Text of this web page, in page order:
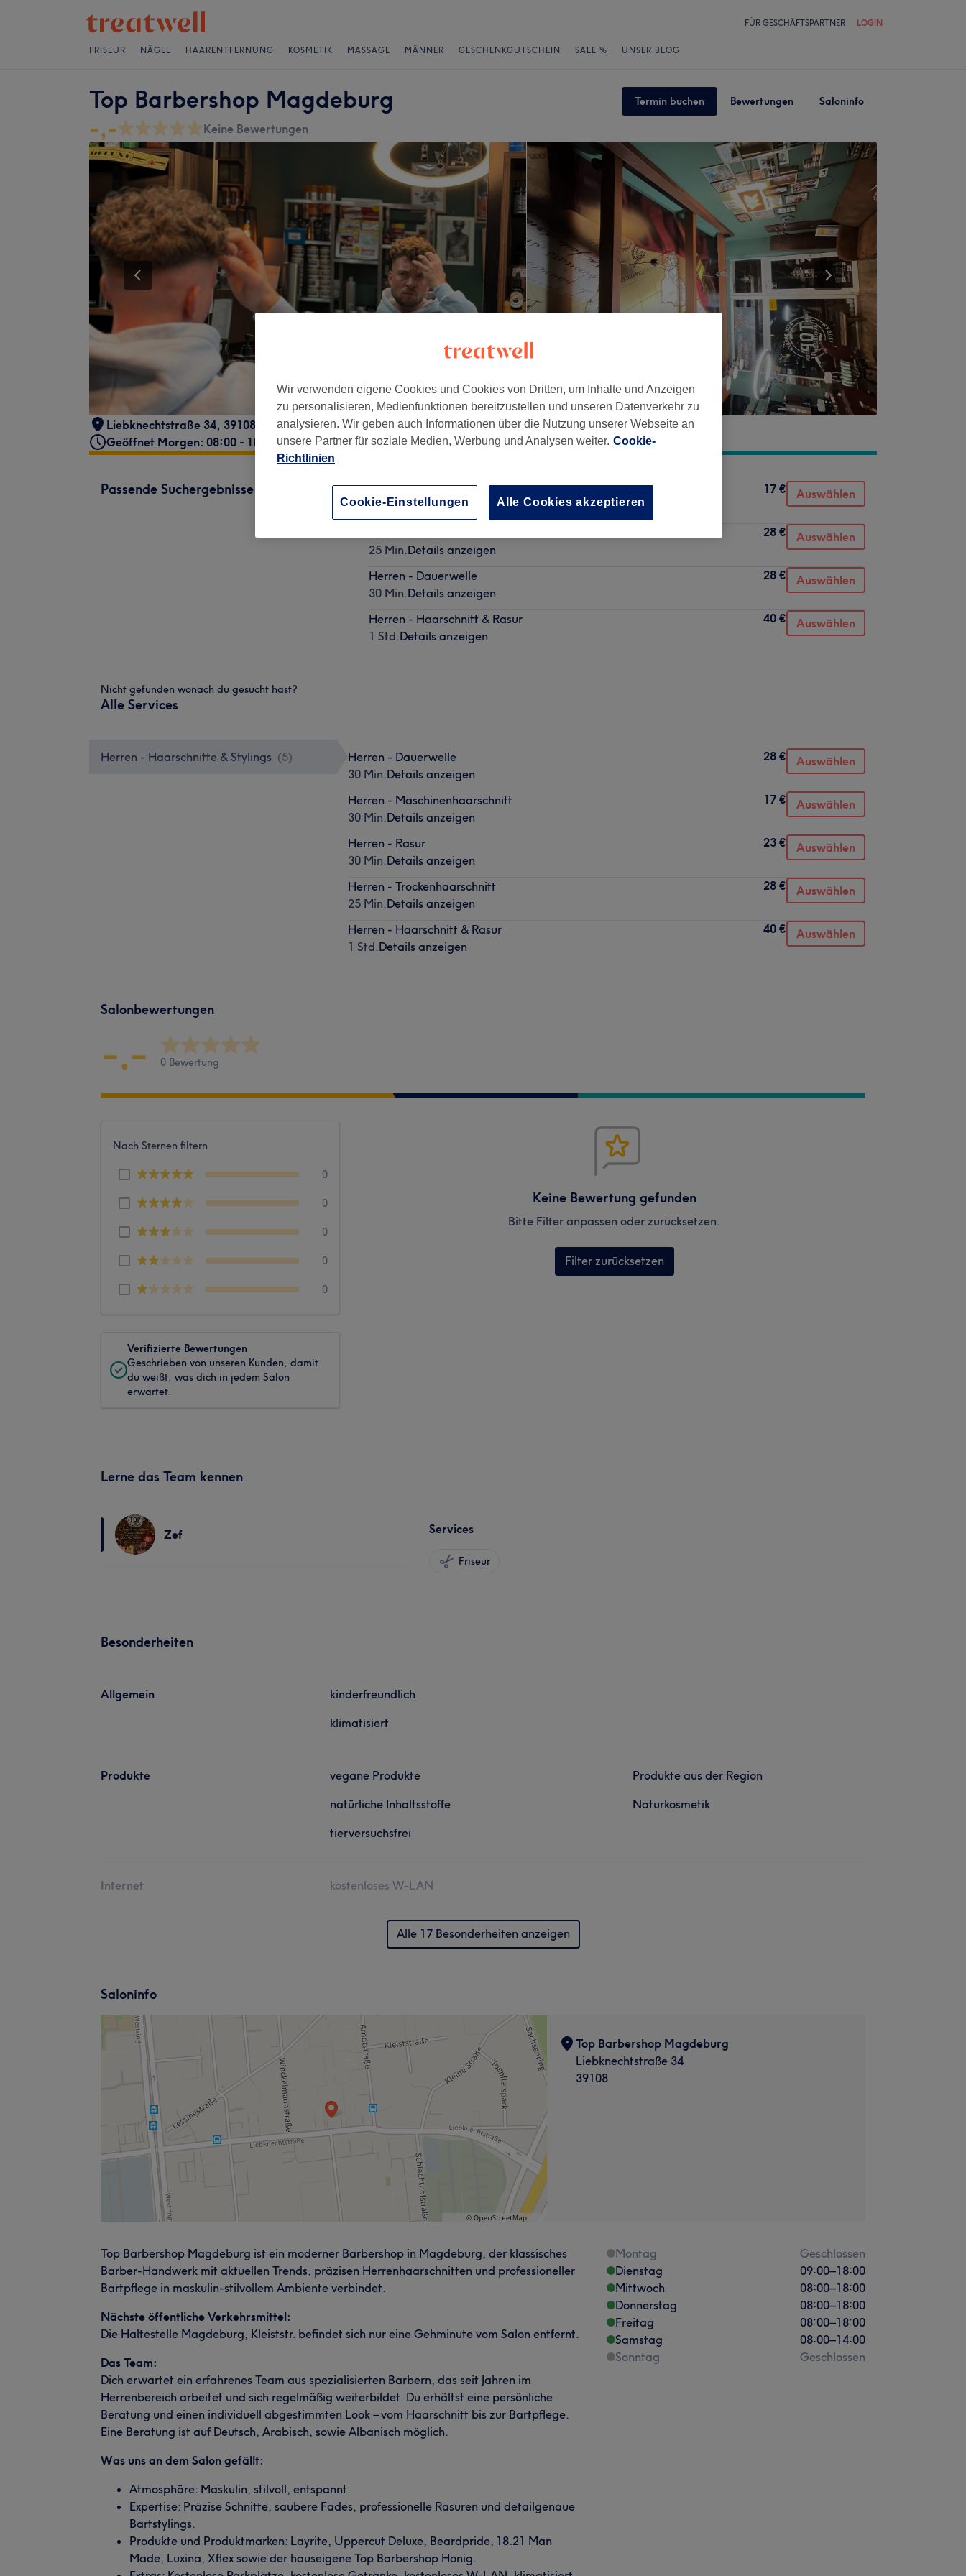
FÜR GESCHÄFTSPARTNER LOGIN
FRISEUR NÄGEL HAARENTFERNUNG KOSMETIK MASSAGE MÄNNER GESCHENKGUTSCHEIN SALE % UNSER BLOG
Top Barbershop Magdeburg Termin buchen Bewertungen Saloninfo
-,- Keine Bewertungen
Liebknechtstraße 34, 39108
Geöffnet Morgen: 08:00 - 18:00
Passende Suchergebnisse
Herren - Maschinenhaarschnitt
30 Min.Details anzeigen
17 € Auswählen
25 Min.Details anzeigen
28 € Auswählen
Herren - Dauerwelle
30 Min.Details anzeigen
28 € Auswählen
Herren - Haarschnitt & Rasur
1 Std.Details anzeigen
40 € Auswählen
Nicht gefunden wonach du gesucht hast?
Alle Services
Herren - Haarschnitte & Stylings (5)
Herren - Dauerwelle
30 Min.Details anzeigen
28 € Auswählen
Herren - Maschinenhaarschnitt
30 Min.Details anzeigen
17 € Auswählen
Herren - Rasur
30 Min.Details anzeigen
23 € Auswählen
Herren - Trockenhaarschnitt
25 Min.Details anzeigen
28 € Auswählen
Herren - Haarschnitt & Rasur
1 Std.Details anzeigen
40 € Auswählen
Salonbewertungen
-.- 0 Bewertung
Nach Sternen filtern
0
0
0
0
0
Verifizierte Bewertungen
Geschrieben von unseren Kunden, damit
du weißt, was dich in jedem Salon
erwartet.
Keine Bewertung gefunden
Bitte Filter anpassen oder zurücksetzen.
Filter zurücksetzen
Lerne das Team kennen
Zef Services
Friseur
Besonderheiten
Allgemein
kinderfreundlich
klimatisiert
Produkte
vegane Produkte
natürliche Inhaltsstoffe
tierversuchsfrei
Produkte aus der Region
Naturkosmetik
Internet kostenloses W-LAN
Alle 17 Besonderheiten anzeigen
Saloninfo
Top Barbershop Magdeburg
Liebknechtstraße 34
39108
Top Barbershop Magdeburg ist ein moderner Barbershop in Magdeburg, der klassisches
Barber-Handwerk mit aktuellen Trends, präzisen Herrenhaarschnitten und professioneller
Bartpflege in maskulin-stilvollem Ambiente verbindet.
Nächste öffentliche Verkehrsmittel:
Die Haltestelle Magdeburg, Kleiststr. befindet sich nur eine Gehminute vom Salon entfernt.
Das Team:
Dich erwartet ein erfahrenes Team aus spezialisierten Barbern, das seit Jahren im
Herrenbereich arbeitet und sich regelmäßig weiterbildet. Du erhältst eine persönliche
Beratung und einen individuell abgestimmten Look – vom Haarschnitt bis zur Bartpflege.
Eine Beratung ist auf Deutsch, Arabisch, sowie Albanisch möglich.
Was uns an dem Salon gefällt:
Atmosphäre: Maskulin, stilvoll, entspannt.
Expertise: Präzise Schnitte, saubere Fades, professionelle Rasuren und detailgenaue
Bartstylings.
Produkte und Produktmarken: Layrite, Uppercut Deluxe, Beardpride, 18.21 Man
Made, Luxina, Xflex sowie der hauseigene Top Barbershop Honig.
Montag
Geschlossen
Dienstag
09:00–18:00
Mittwoch
08:00–18:00
Donnerstag
08:00–18:00
Freitag
08:00–18:00
Samstag
08:00–14:00
Sonntag
Geschlossen
Wir verwenden eigene Cookies und Cookies von Dritten, um Inhalte und Anzeigen
zu personalisieren, Medienfunktionen bereitzustellen und unseren Datenverkehr zu
analysieren. Wir geben auch Informationen über die Nutzung unserer Webseite an
unsere Partner für soziale Medien, Werbung und Analysen weiter. Cookie-
Richtlinien
Cookie-Einstellungen Alle Cookies akzeptieren